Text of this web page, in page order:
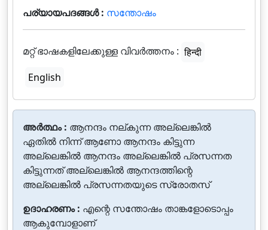
പര്യായപദങ്ങൾ : സന്തോഷം
മറ്റ് ഭാഷകളിലേക്കുള്ള വിവർത്തനം : हिन्दी
English
അർത്ഥം : ആനന്ദം നല്കുന്ന അല്ലെങ്കില്‍
ഏതില്‍ നിന്ന് ആണോ ആനന്ദം കിട്ടുന്ന
അല്ലെങ്കില്‍ ആനന്ദം അല്ലെങ്കില്‍ പ്രസന്നത
കിട്ടുന്നത് അല്ലെങ്കില്‍ ആനന്ദത്തിന്റെ
അല്ലെങ്കില്‍ പ്രസന്നതയുടെ സ്രോതസ്
ഉദാഹരണം : എന്റെ സന്തോഷം താങ്കളോടൊപ്പം
ആകുമ്പോളാണ്